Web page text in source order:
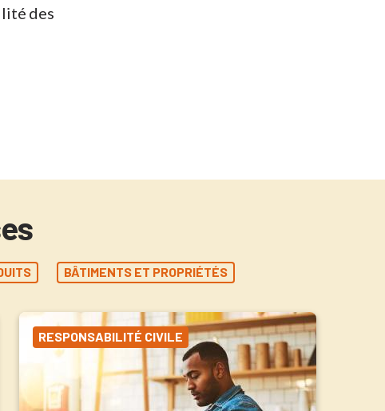
des
BÂTIMENTS ET PROPRIÉTÉS
RESPONSABILITÉ CIVILE